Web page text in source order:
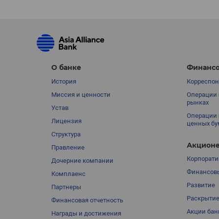
О банке
История
Миссия и ценности
Устав
Лицензия
Структура
Правление
Дочерние компании
Комплаенс
Партнеры
Финансовая отчетность
Награды и достижения
Операции
рынках
Операции
ценных
Развитие
Акции